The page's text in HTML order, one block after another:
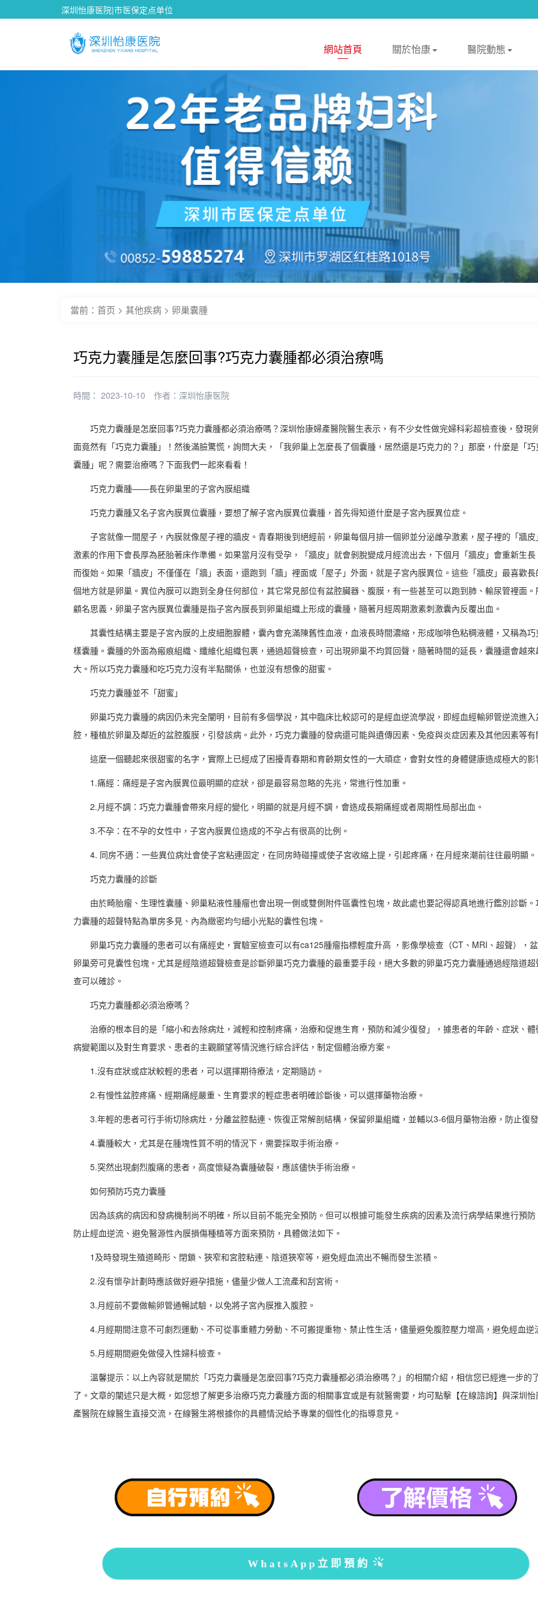
深圳怡康医院|市医保定点单位
網站首頁 關於怡康 醫院動態
當前： 首页 > 其他疾病 > 卵巢囊腫
巧克力囊腫是怎麼回事?巧克力囊腫都必須治療嗎
時間： 2023-10-10 作者： 深圳怡康医院
巧克力囊腫是怎麼回事?巧克力囊腫都必須治療嗎？深圳怡康婦產醫院醫生表示，有不少女性做完婦科彩超檢查後，發現
面竟然有「巧克力囊腫」！然後滿臉驚慌，詢問大夫，「我卵巢上怎麼長了個囊腫，居然還是巧克力的？」那麼，什麼是「巧
囊腫」呢？需要治療嗎？下面我們一起來看看！
巧克力囊腫——長在卵巢里的子宮內膜組織
巧克力囊腫又名子宮內膜異位囊腫，要想了解子宮內膜異位囊腫，首先得知道什麼是子宮內膜異位症。
子宮就像一間屋子，內膜就像屋子裡的牆皮。青春期後到絕經前，卵巢每個月排一個卵並分泌雌孕激素，屋子裡的「牆皮
激素的作用下會長厚為胚胎著床作準備。如果當月沒有受孕，「牆皮」就會剝脫變成月經流出去，下個月「牆皮」會重新生長
而復始。如果「牆皮」不僅僅在「牆」表面，還跑到「牆」裡面或「屋子」外面，就是子宮內膜異位。這些「牆皮」最喜歡長
個地方就是卵巢。異位內膜可以跑到全身任何部位，其它常見部位有盆腔臟器、腹膜，有一些甚至可以跑到肺、輸尿管裡面。
顧名思義，卵巢子宮內膜異位囊腫是指子宮內膜長到卵巢組織上形成的囊腫，隨著月經周期激素刺激囊內反覆出血。
其囊性結構主要是子宮內膜的上皮細胞腺體，囊內會充滿陳舊性血液，血液長時間濃縮，形成咖啡色粘稠液體，又稱為巧
樣囊腫。囊腫的外面為瘢痕組織、纖維化組織包裹，通過超聲檢查，可出現卵巢不均質回聲，隨著時間的延長，囊腫還會越來
大。所以巧克力囊腫和吃巧克力沒有半點關係，也並沒有想像的甜蜜。
巧克力囊腫並不「甜蜜」
卵巢巧克力囊腫的病因仍未完全闡明，目前有多個學說，其中臨床比較認可的是經血逆流學說，即經血經輸卵管逆流進入
腔，種植於卵巢及鄰近的盆腔腹膜，引發該病。此外，巧克力囊腫的發病還可能與遺傳因素、免疫與炎症因素及其他因素等有
這麼一個聽起來很甜蜜的名字，實際上已經成了困擾青春期和育齡期女性的一大頑症，會對女性的身體健康造成極大的影
1.痛經：痛經是子宮內膜異位最明顯的症狀，卻是最容易忽略的先兆，常進行性加重。
2.月經不調：巧克力囊腫會帶來月經的變化，明顯的就是月經不調，會造成長期痛經或者周期性局部出血。
3.不孕：在不孕的女性中，子宮內膜異位造成的不孕占有很高的比例。
4. 同房不適：一些異位病灶會使子宮粘連固定，在同房時碰撞或使子宮收縮上提，引起疼痛，在月經來潮前往往最明顯。
巧克力囊腫的診斷
由於畸胎瘤、生理性囊腫、卵巢粘液性腫瘤也會出現一側或雙側附件區囊性包塊，故此處也要記得認真地進行鑑別診斷。
力囊腫的超聲特點為單房多見、內為緻密均勻細小光點的囊性包塊。
卵巢巧克力囊腫的患者可以有痛經史，實驗室檢查可以有ca125腫瘤指標輕度升高 ，影像學檢查（CT、MRI、超聲），
卵巢旁可見囊性包塊。尤其是經陰道超聲檢查是診斷卵巢巧克力囊腫的最重要手段，絕大多數的卵巢巧克力囊腫通過經陰道超
查可以確診。
巧克力囊腫都必須治療嗎？
治療的根本目的是「縮小和去除病灶，減輕和控制疼痛，治療和促進生育，預防和減少復發」，據患者的年齡、症狀、體
病變範圍以及對生育要求、患者的主觀願望等情況進行綜合評估，制定個體治療方案。
1.沒有症狀或症狀較輕的患者，可以選擇期待療法，定期隨訪。
2.有慢性盆腔疼痛、經期痛經嚴重、生育要求的輕症患者明確診斷後，可以選擇藥物治療。
3.年輕的患者可行手術切除病灶，分離盆腔黏連、恢復正常解剖結構，保留卵巢組織，並輔以3-6個月藥物治療，防止復發
4.囊腫較大，尤其是在腫塊性質不明的情況下，需要採取手術治療。
5.突然出現劇烈腹痛的患者，高度懷疑為囊腫破裂，應該儘快手術治療。
如何預防巧克力囊腫
因為該病的病因和發病機制尚不明確，所以目前不能完全預防。但可以根據可能發生疾病的因素及流行病學結果進行預防
防止經血逆流、避免醫源性內膜損傷種植等方面來預防，具體做法如下。
1及時發現生殖道畸形、閉鎖、狹窄和宮腔粘連、陰道狹窄等，避免經血流出不暢而發生淤積。
2.沒有懷孕計劃時應該做好避孕措施，儘量少做人工流產和刮宮術。
3.月經前不要做輸卵管通暢試驗，以免將子宮內膜推入腹腔。
4.月經期間注意不可劇烈運動、不可從事重體力勞動、不可搬提重物、禁止性生活，儘量避免腹腔壓力增高，避免經血逆
5.月經期間避免做侵入性婦科檢查。
溫馨提示：以上內容就是關於「巧克力囊腫是怎麼回事?巧克力囊腫都必須治療嗎？」的相關介紹，相信您已經進一步的
了。文章的闡述只是大概，如您想了解更多治療巧克力囊腫方面的相關事宜或是有就醫需要，均可點擊【在線諮詢】與深圳怡
產醫院在線醫生直接交流，在線醫生將根據你的具體情況給予專業的個性化的指導意見。
WhatsApp立即預約